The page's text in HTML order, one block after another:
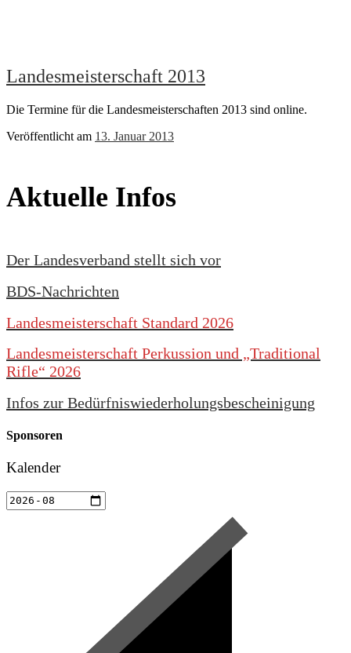
Landesmeisterschaft 2013
Die Termine für die Landesmeisterschaften 2013 sind online.
Veröffentlicht am 13. Januar 2013
Aktuelle Infos
Der Landesverband stellt sich vor
BDS-Nachrichten
Landesmeisterschaft Standard 2026
Landesmeisterschaft Perkussion und „Traditional
Rifle“ 2026
Infos zur Bedürfniswiederholungsbescheinigung
Sponsoren
Kalender